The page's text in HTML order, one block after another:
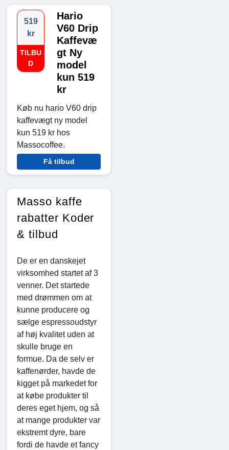
519
kr
TILBU
D
Hario
V60 Drip
Kaffevæ
gt Ny
model
kun 519
kr
Køb nu hario V60 drip
kaffevægt ny model
kun 519 kr hos
Massocoffee.
Få tilbud
Masso kaffe
rabatter Koder
& tilbud
De er en danskejet
virksomhed startet af 3
venner. Det startede
med drømmen om at
kunne producere og
sælge espressoudstyr
af høj kvalitet uden at
skulle bruge en
formue. Da de selv er
kaffenørder, havde de
kigget på markedet for
at købe produkter til
deres eget hjem, og så
at mange produkter var
ekstremt dyre, bare
fordi de havde et fancy